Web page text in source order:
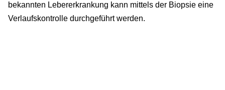
bekannten Lebererkrankung kann mittels der Biopsie eine
Verlaufskontrolle durchgeführt werden.